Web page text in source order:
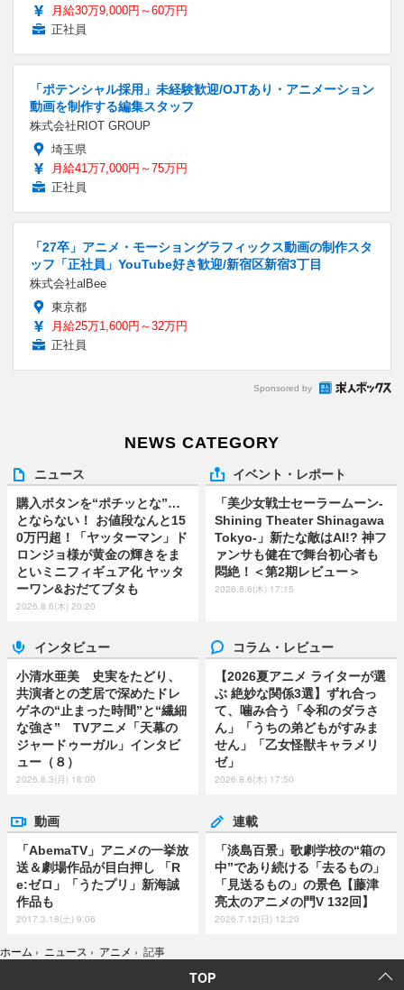
月給30万9,000円～60万円
正社員
「ポテンシャル採用」未経験歓迎/OJTあり・アニメーション
動画を制作する編集スタッフ
株式会社RIOT GROUP
埼玉県
月給41万7,000円～75万円
正社員
「27卒」アニメ・モーショングラフィックス動画の制作スタ
ッフ「正社員」YouTube好き歓迎/新宿区新宿3丁目
株式会社alBee
東京都
月給25万1,600円～32万円
正社員
Sponsored by
NEWS CATEGORY
ニュース
購入ボタンを“ポチッとな”…
とならない！ お値段なんと15
0万円超！「ヤッターマン」ド
ロンジョ様が黄金の輝きをま
といミニフィギュア化 ヤッタ
ーワン&おだてブタも
2026.8.6(木) 20:20
イベント・レポート
「美少女戦士セーラームーン-
Shining Theater Shinagawa
Tokyo-」新たな敵はAI!? 神フ
ァンサも健在で舞台初心者も
悶絶！＜第2期レビュー＞
2026.8.6(木) 17:15
インタビュー
小清水亜美 史実をたどり、
共演者との芝居で深めたドレ
ゲネの“止まった時間”と“繊細
な強さ” TVアニメ「天幕の
ジャードゥーガル」インタビ
ュー（８）
2026.8.3(月) 18:00
コラム・レビュー
【2026夏アニメ ライターが選
ぶ 絶妙な関係3選】ずれ合っ
て、噛み合う「令和のダラさ
ん」「うちの弟どもがすみま
せん」「乙女怪獣キャラメリ
ゼ」
2026.8.6(木) 17:50
動画
「AbemaTV」アニメの一挙放
送＆劇場作品が目白押し 「R
e:ゼロ」「うたプリ」新海誠
作品も
2017.3.18(土) 9:06
連載
「淡島百景」歌劇学校の“箱の
中”であり続ける「去るもの」
「見送るもの」の景色【藤津
亮太のアニメの門V 132回】
2026.7.12(日) 12:20
ホーム › ニュース › アニメ › 記事
TOP